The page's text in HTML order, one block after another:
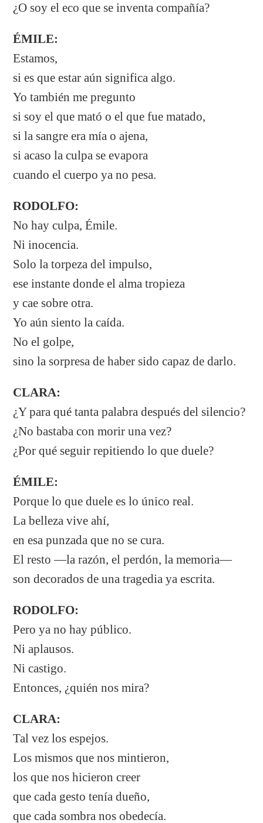
¿O soy el eco que se inventa compañía?
ÉMILE:
Estamos,
si es que estar aún significa algo.
Yo también me pregunto
si soy el que mató o el que fue matado,
si la sangre era mía o ajena,
si acaso la culpa se evapora
cuando el cuerpo ya no pesa.
RODOLFO:
No hay culpa, Émile.
Ni inocencia.
Solo la torpeza del impulso,
ese instante donde el alma tropieza
y cae sobre otra.
Yo aún siento la caída.
No el golpe,
sino la sorpresa de haber sido capaz de darlo.
CLARA:
¿Y para qué tanta palabra después del silencio?
¿No bastaba con morir una vez?
¿Por qué seguir repitiendo lo que duele?
ÉMILE:
Porque lo que duele es lo único real.
La belleza vive ahí,
en esa punzada que no se cura.
El resto —la razón, el perdón, la memoria—
son decorados de una tragedia ya escrita.
RODOLFO:
Pero ya no hay público.
Ni aplausos.
Ni castigo.
Entonces, ¿quién nos mira?
CLARA:
Tal vez los espejos.
Los mismos que nos mintieron,
los que nos hicieron creer
que cada gesto tenía dueño,
que cada sombra nos obedecía.